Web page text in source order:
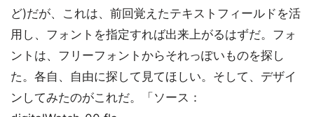
ど)だが、これは、前回覚えたテキストフィールドを活
用し、フォントを指定すれば出来上がるはずだ。フォ
ントは、フリーフォントからそれっぽいものを探し
た。各自、自由に探して見てほしい。そして、デザイ
ンしてみたのがこれだ。「ソース：